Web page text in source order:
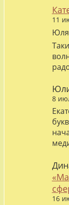
11
8
16